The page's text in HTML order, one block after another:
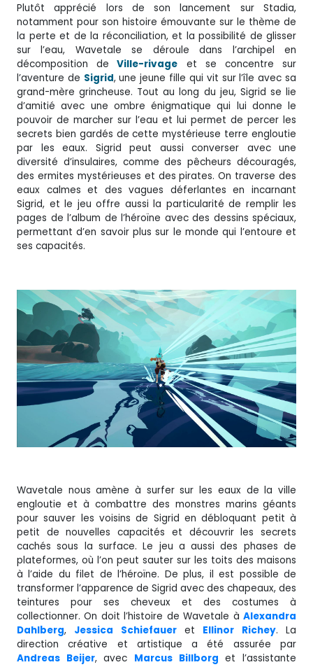
Plutôt apprécié lors de son lancement sur Stadia,
notamment pour son histoire émouvante sur le thème de
la perte et de la réconciliation, et la possibilité de glisser
sur l’eau, Wavetale se déroule dans l’archipel en
décomposition de Ville-rivage et se concentre sur
l’aventure de Sigrid, une jeune fille qui vit sur l’île avec sa
grand-mère grincheuse. Tout au long du jeu, Sigrid se lie
d’amitié avec une ombre énigmatique qui lui donne le
pouvoir de marcher sur l’eau et lui permet de percer les
secrets bien gardés de cette mystérieuse terre engloutie
par les eaux. Sigrid peut aussi converser avec une
diversité d’insulaires, comme des pêcheurs découragés,
des ermites mystérieuses et des pirates. On traverse des
eaux calmes et des vagues déferlantes en incarnant
Sigrid, et le jeu offre aussi la particularité de remplir les
pages de l’album de l’héroïne avec des dessins spéciaux,
permettant d’en savoir plus sur le monde qui l’entoure et
ses capacités.
Wavetale nous amène à surfer sur les eaux de la ville
engloutie et à combattre des monstres marins géants
pour sauver les voisins de Sigrid en débloquant petit à
petit de nouvelles capacités et découvrir les secrets
cachés sous la surface. Le jeu a aussi des phases de
plateformes, où l’on peut sauter sur les toits des maisons
à l’aide du filet de l’héroïne. De plus, il est possible de
transformer l’apparence de Sigrid avec des chapeaux, des
teintures pour ses cheveux et des costumes à
collectionner. On doit l’histoire de Wavetale à Alexandra
Dahlberg, Jessica Schiefauer et Ellinor Richey. La
direction créative et artistique a été assurée par
Andreas Beijer, avec Marcus Billborg et l’assistante